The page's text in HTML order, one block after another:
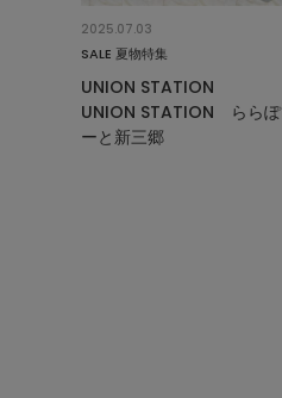
2025.07.03
SALE 夏物特集
UNION STATION
UNION STATION ららぽ
ーと新三郷